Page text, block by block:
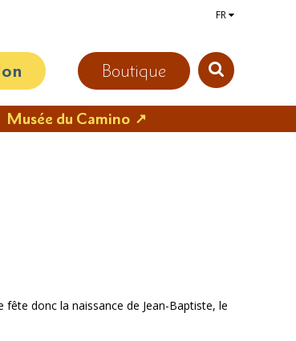
FR
Boutique
Musée du Camino
donc la naissance de Jean-Baptiste, le